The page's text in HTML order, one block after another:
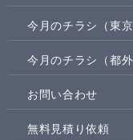
今月のチラシ（東京
今月のチラシ（都外
お問い合わせ
無料見積り依頼